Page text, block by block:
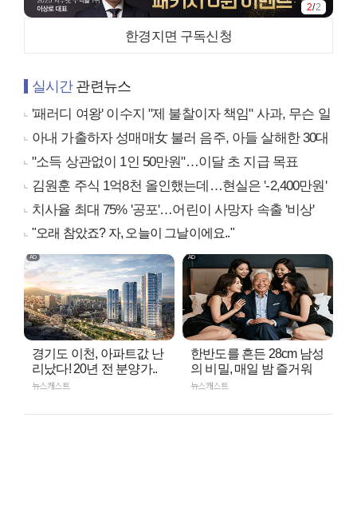
2/2
한경지면 구독신청
실시간관련뉴스
'패러디 여왕' 이수지 "제 불찰이자 책임" 사과, 무슨 일
아내 가출하자 성매매女 불러 음주, 아들 살해한 30대
"소득 상관없이 1인 50만원"…이달 초 지급 목표
김원훈 주식 1억8천 올인했는데…현실은 '-2,400만원'
치사율 최대 75% '공포'…어린이 사망자 속출 '비상'
"오래 참았죠? 자, 오늘이 그날이에요.."
경기도 이천, 아파트값 난
리났다! 20년 전 분양가..
뉴스캐스트
한반도를 흔든 28cm 남성
의 비밀, 매일 밤 즐거워
뉴스캐스트